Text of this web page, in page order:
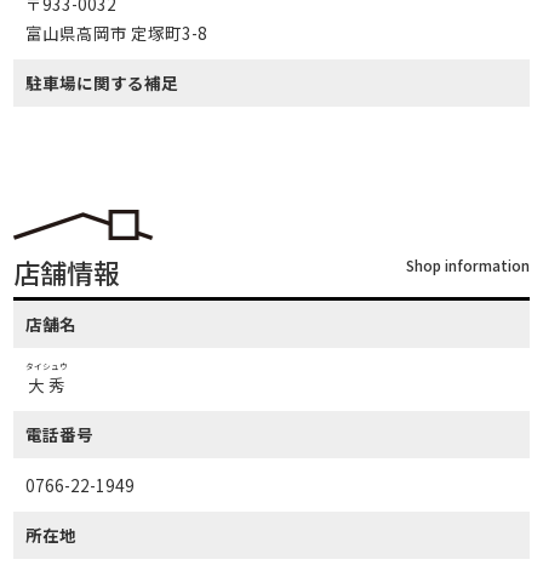
富山県高岡市 定塚町3-8
駐車場に関する補足
店舗情報 Shop information
店舗名
大秀
タイシュウ
電話番号
0766-22-1949
所在地